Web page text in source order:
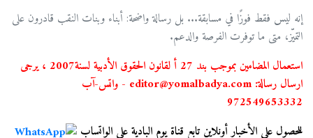
إنه ليس فقط فوزًا في مسابقة... بل رسالة واضحة: أبناء وبنات النقب قادرون على
التميّز، متى ما توفرت الفرصة والدعم.
استعمال المضامين بموجب بند 27 أ لقانون الحقوق الأدبية لسنة2007 ، يرجى
ارسال رسالة: editor@yomalbadya.com - واتس-آب
972549653332
للحصول على الأخبار أونلاين تابع قناة يوم البادية على الواتساب